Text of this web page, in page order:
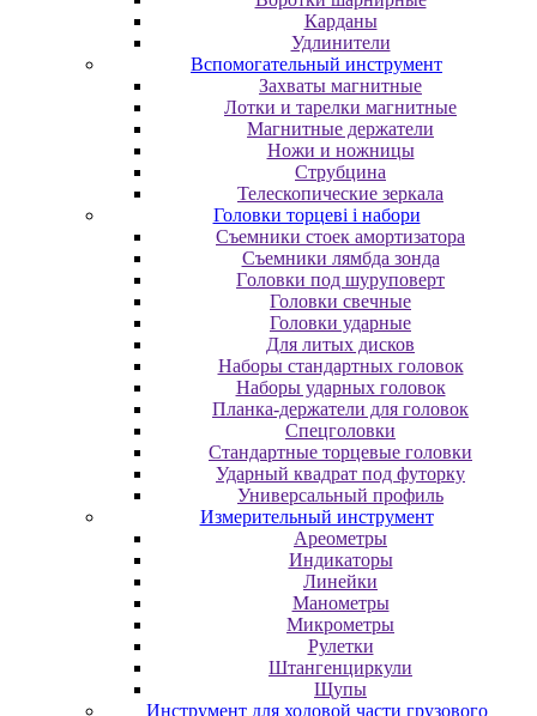
Карданы
Удлинители
Вспомогательный инструмент
Захваты магнитные
Лотки и тарелки магнитные
Магнитные держатели
Ножи и ножницы
Струбцина
Телескопические зеркала
Головки торцеві і набори
Cъeмники cтoeк aмopтизaтopa
Cъeмники лямбдa зoндa
Гoлoвки пoд шуpупoвepт
Головки свечные
Головки ударные
Для литых дисков
Наборы стандартных головок
Наборы ударных головок
Планка-держатели для головок
Спецголовки
Стандартные торцевые головки
Ударный квадрат под футорку
Универсальный профиль
Измерительный инструмент
Ареометры
Индикаторы
Линейки
Манометры
Микрометры
Рулетки
Штангенциркули
Щупы
Инструмент для ходовой части грузового